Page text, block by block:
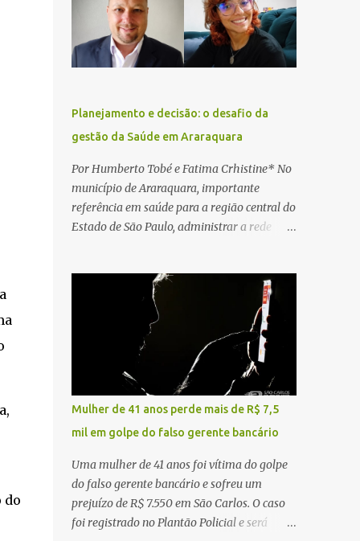
do
Planejamento e decisão: o desafio da
gestão da Saúde em Araraquara
Por Humberto Tobé e Fatima Crhistine* No
município de Araraquara, importante
referência em saúde para a região central do
Estado de São Paulo, administrar a rede
A cidade concentra hospitais, unidades
especializadas e serviços de média e alta
complexidade que atendem pacientes não
apenas do município, mas também de
diversas cidades do entorno, ampliando
significativamente a responsabilidade da
gestão sobre o Sistema Único de Saúde
(SUS). Nos últimos anos, o Governo Federal
tem ampliado investimentos destinados ao
fortalecimento da atenção básica, da
infraestrutura hospitalar e da
regionalização dos serviços de saúde.
Entretanto, em um cenário de demandas
Mulher de 41 anos perde mais de R$ 7,5
mil em golpe do falso gerente bancário
Uma mulher de 41 anos foi vítima do golpe
do falso gerente bancário e sofreu um
prejuízo de R$ 7.550 em São Carlos. O caso
foi registrado no Plantão Policial e será